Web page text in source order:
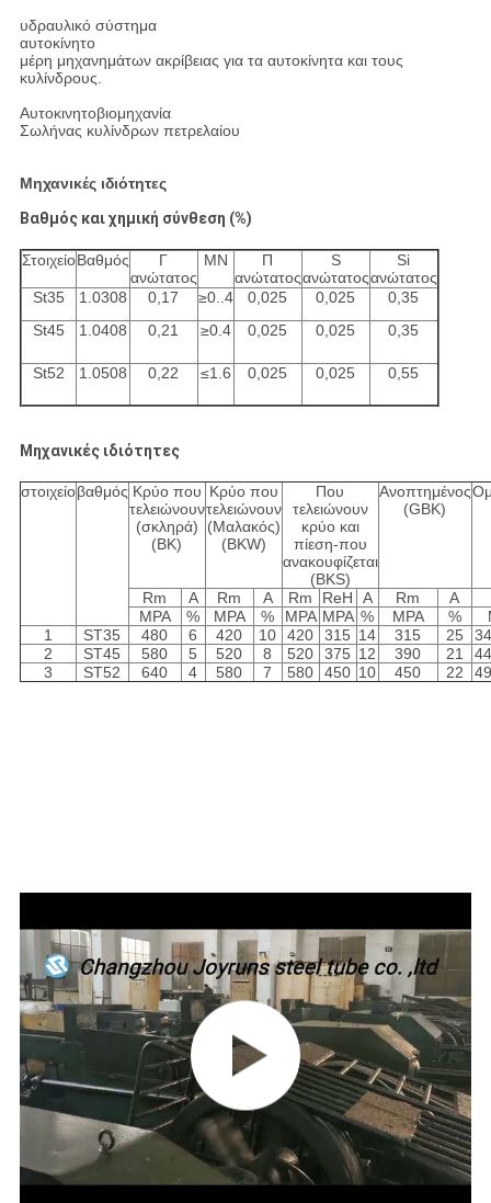
υδραυλικό σύστημα
αυτοκίνητο
μέρη μηχανημάτων ακρίβειας για τα αυτοκίνητα και τους
κυλίνδρους.
Αυτοκινητοβιομηχανία
Σωλήνας κυλίνδρων πετρελαίου
Μηχανικές ιδιότητες
Βαθμός και χημική σύνθεση (%)
ΣτοιχείοΒαθμός
Γ
ανώτατος
ΜΝ
Π
ανώτατος
S
ανώτατος
Si
ανώτατος
St35
1.0308 0,17 ≥0..4 0,025 0,025
0,35
St45
1.0408 0,21 ≥0.4 0,025 0,025 0,35
St52 1.0508 0,22 ≤1.6 0,025 0,025 0,55
Μηχανικές ιδιότητες
στοιχείοβαθμός Κρύο που
τελειώνουν
(σκληρά)
(BK)
Κρύο που
τελειώνουν
(Μαλακός)
(BKW)
Που
τελειώνουν
κρύο και
πίεση-που
ανακουφίζεται
(BKS)
Ανοπτημένος
(GBK)
Rm Α Rm Α Rm ReH Α Rm
Α
MPA
% MPA % MPA MPA % MPA %
1
ST35 480 6 420 10 420 315 14 315 25
2
ST45 580 5 520 8 520 375 12 390 21
3
ST52 640 4 580 7 580 450 10 450 22